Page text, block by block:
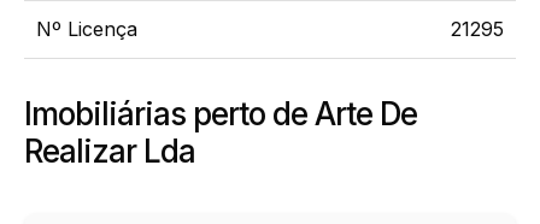
Nº Licença 21295
Imobiliárias perto de Arte De
Realizar Lda